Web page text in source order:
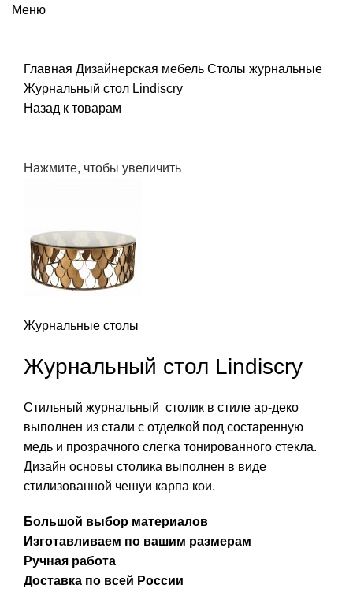
Меню
Главная Дизайнерская мебель Столы журнальные
Журнальный стол Lindiscry
Назад к товарам
Нажмите, чтобы увеличить
Журнальные столы
Журнальный стол Lindiscry
Стильный журнальный столик в стиле ар-деко
выполнен из стали с отделкой под состаренную
медь и прозрачного слегка тонированного стекла.
Дизайн основы столика выполнен в виде
стилизованной чешуи карпа кои.
Большой выбор материалов
Изготавливаем по вашим размерам
Ручная работа
Доставка по всей России